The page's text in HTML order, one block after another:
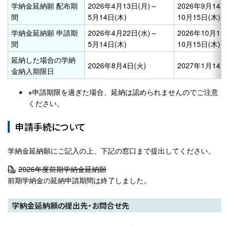
学納金延納願 配布期
間
2026年4月13日(月)～
5月14日(木)
2026年9月14
10月15日(木)
学納金延納願 申請期
間
2026年4月22日(水)～
5月14日(木)
2026年10月1
10月15日(木)
延納した場合の学納
金納入期限日
2026年8月4日(火) 2027年1月14
※申請期限を過ぎた場合、延納は認められませんのでご注意
ください。
申請手続について
学納金延納願にご記入の上、下記の窓口まで提出してください。
2026年度前期学納金延納願
前期学納金の延納申請期間は終了しました。
学納金延納願の提出先・お問合せ先